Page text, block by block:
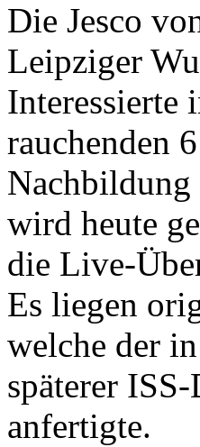
Die Jesco
Leipziger
Interessierte
rauchenden
wird heute
die Live-
Es liegen
welche der
späterer
anfertigte.